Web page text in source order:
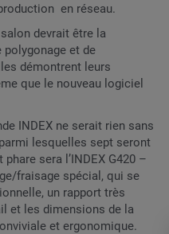
en réseau.
devrait être la
et de
démontrent leurs
que le nouveau logiciel
INDEX ne serait rien sans
lesquelles sept seront
sera l’INDEX G420 –
fraisage spécial, qui se
un rapport très
et les dimensions de la
et ergonomique.